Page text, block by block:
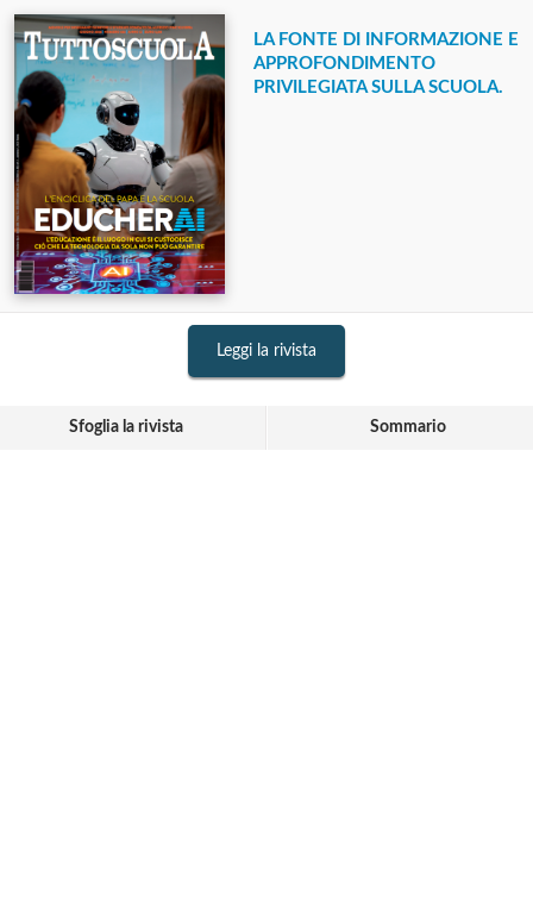
LA FONTE DI INFORMAZIONE E
APPROFONDIMENTO
PRIVILEGIATA SULLA SCUOLA.
Leggi la rivista
Sfoglia la rivista Sommario